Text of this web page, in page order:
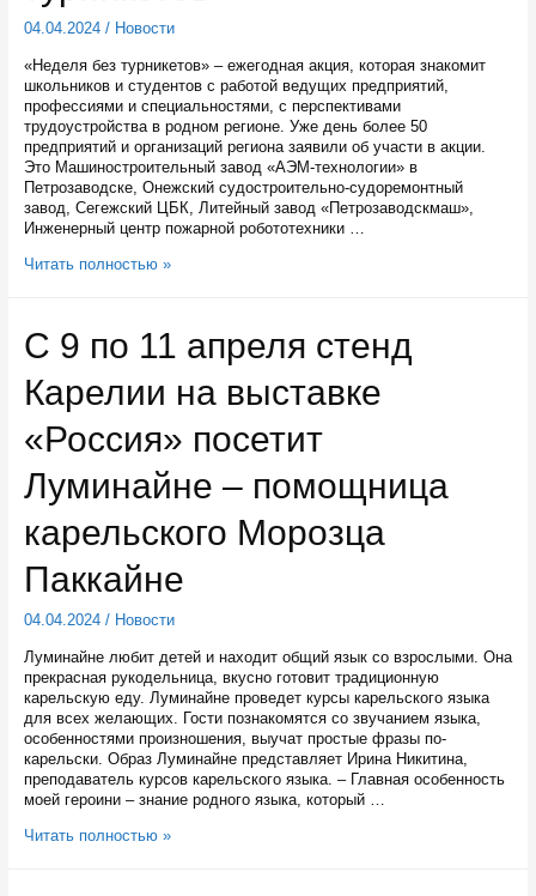
04.04.2024/ Новости
«Неделя без турникетов» – ежегодная акция, которая знакомит
школьников и студентов с работой ведущих предприятий,
профессиями и специальностями, с перспективами
трудоустройства в родном регионе. Уже день более 50
предприятий и организаций региона заявили об участи в акции.
Это Машиностроительный завод «АЭМ-технологии» в
Петрозаводске, Онежский судостроительно-судоремонтный
завод, Сегежский ЦБК, Литейный завод «Петрозаводскмаш»,
Инженерный центр пожарной робототехники …
С
апреля
Карелии
пройдет
«Неделя
без
Читать полностью »
С 9 по 11 апреля стенд
Карелии на выставке
«Россия» посетит
Луминайне – помощница
карельского Морозца
Паккайне
04.04.2024/ Новости
Луминайне любит детей и находит общий язык со взрослыми. Она
прекрасная рукодельница, вкусно готовит традиционную
карельскую еду. Луминайне проведет курсы карельского языка
для всех желающих. Гости познакомятся со звучанием языка,
особенностями произношения, выучат простые фразы по-
карельски. Образ Луминайне представляет Ирина Никитина,
преподаватель курсов карельского языка. – Главная особенность
моей героини – знание родного языка, который …
С
Читать полностью »